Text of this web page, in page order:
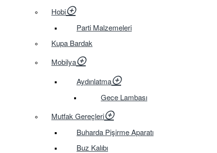
Hobi
Parti Malzemeleri
Kupa Bardak
Mobilya
Aydınlatma
Gece Lambası
Mutfak Gereçleri
Buharda Pişirme Aparatı
Buz Kalıbı